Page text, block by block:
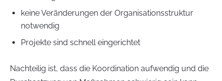
keine Veränderungen der Organisationsstruktur
notwendig
Projekte sind schnell eingerichtet
Nachteilig ist, dass die Koordination aufwendig und die